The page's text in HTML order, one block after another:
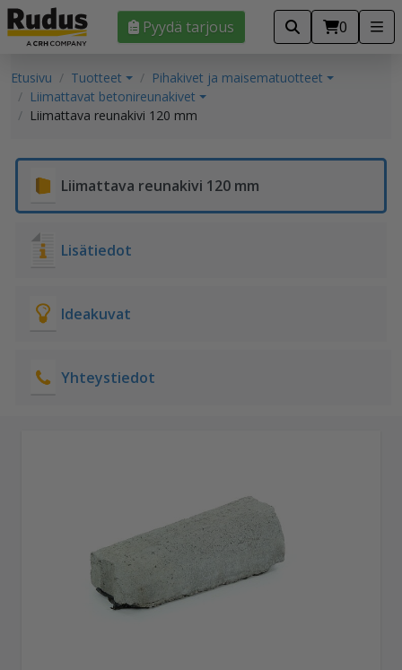
Pyydä tarjous 0
Etusivu Tuotteet
Pihakivet ja maisematuotteet
Liimattavat betonireunakivet
Liimattava reunakivi 120 mm
Liimattava reunakivi 120 mm
Lisätiedot
Ideakuvat
Yhteystiedot